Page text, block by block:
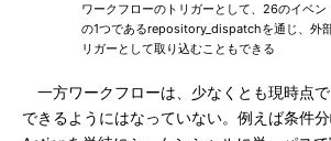
ワークフローのトリガーとして、26のイベン
の1つであるrepository_dispatchを通じ、外
リガーとして取り込むこともできる
一方ワークフローは、少なくとも現時点
できるようにはなっていない。例えば条件分